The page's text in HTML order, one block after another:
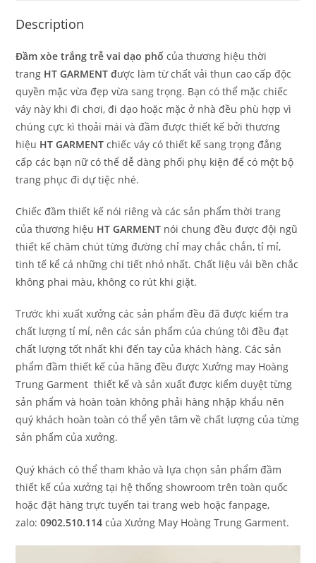
Description
Đầm xòe trắng trễ vai dạo phốcủa thương hiệu thời
trang HT GARMENT được làm từ chất vải thun cao cấp độc
quyền mặc vừa đẹp vừa sang trọng. Bạn có thể mặc chiếc
váy này khi đi chơi, đi dạo hoặc mặc ở nhà đều phù hợp vì
chúng cực kì thoải mái và đầm được thiết kế bởi thương
hiệu HT GARMENT chiếc váy có thiết kế sang trọng đẳng
cấp các bạn nữ có thể dễ dàng phối phụ kiện để có một bộ
trang phục đi dự tiệc nhé.
Chiếc đầm thiết kế nói riêng và các sản phẩm thời trang
của thương hiệu HT GARMENT nói chung đều được đội ngũ
thiết kế chăm chút từng đường chỉ may chắc chắn, tỉ mỉ,
tinh tế kể cả những chi tiết nhỏ nhất. Chất liệu vải bền chắc
không phai màu, không co rút khi giặt.
Trước khi xuất xưởng các sản phẩm đều đã được kiểm tra
chất lượng tỉ mỉ, nên các sản phẩm của chúng tôi đều đạt
chất lượng tốt nhất khi đến tay của khách hàng. Các sản
phẩm đầm thiết kế của hãng đều được Xưởng may Hoàng
Trung Garment thiết kế và sản xuất được kiểm duyệt từng
sản phẩm và hoàn toàn không phải hàng nhập khẩu nên
quý khách hoàn toàn có thể yên tâm về chất lượng của từng
sản phẩm của xưởng.
Quý khách có thể tham khảo và lựa chọn sản phẩm đầm
thiết kế của xưởng tại hệ thống showroom trên toàn quốc
hoặc đặt hàng trực tuyến tai trang web hoặc fanpage,
zalo:0902.510.114 của Xưởng May Hoàng Trung Garment.